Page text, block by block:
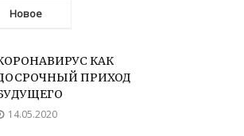
Новое
КАК
ПРИХОД
14.05.2020